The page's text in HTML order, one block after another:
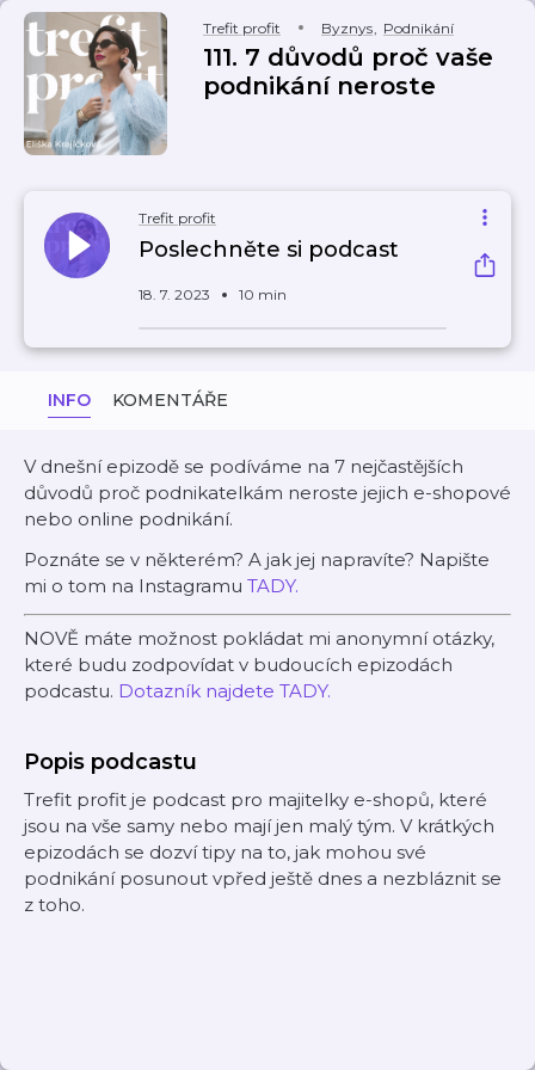
Trefit profit Byznys, Podnikání
111. 7 důvodů proč vaše
podnikání neroste
Trefit profit
Poslechněte si podcast
18. 7. 2023 10 min
INFO KOMENTÁŘE
V dnešní epizodě se podíváme na 7 nejčastějších
důvodů proč podnikatelkám neroste jejich e-shopové
nebo online podnikání.
Poznáte se v některém? A jak jej napravíte? Napište
mi o tom na Instagramu TADY.
NOVĚ máte možnost pokládat mi anonymní otázky,
které budu zodpovídat v budoucích epizodách
podcastu. Dotazník najdete TADY.
Popis podcastu
Trefit profit je podcast pro majitelky e-shopů, které
jsou na vše samy nebo mají jen malý tým. V krátkých
epizodách se dozví tipy na to, jak mohou své
podnikání posunout vpřed ještě dnes a nezbláznit se
z toho.